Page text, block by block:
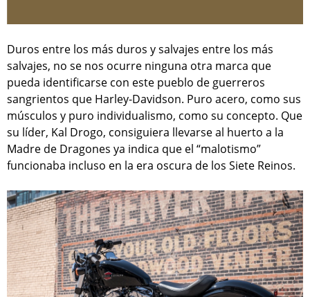
Duros entre los más duros y salvajes entre los más
salvajes, no se nos ocurre ninguna otra marca que
pueda identificarse con este pueblo de guerreros
sangrientos que Harley-Davidson. Puro acero, como sus
músculos y puro individualismo, como su concepto. Que
su líder, Kal Drogo, consiguiera llevarse al huerto a la
Madre de Dragones ya indica que el “malotismo”
funcionaba incluso en la era oscura de los Siete Reinos.